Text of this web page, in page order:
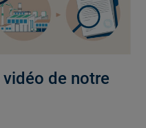
de notre